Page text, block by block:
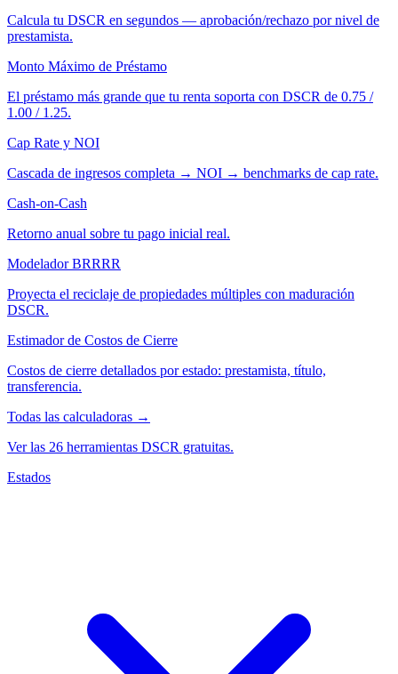
Calcula tu DSCR en segundos — aprobación/rechazo por nivel de
prestamista.
Monto Máximo de Préstamo
El préstamo más grande que tu renta soporta con DSCR de 0.75 /
1.00 / 1.25.
Cap Rate y NOI
Cascada de ingresos completa → NOI → benchmarks de cap rate.
Cash-on-Cash
Retorno anual sobre tu pago inicial real.
Modelador BRRRR
Proyecta el reciclaje de propiedades múltiples con maduración
DSCR.
Estimador de Costos de Cierre
Costos de cierre detallados por estado: prestamista, título,
transferencia.
Todas las calculadoras →
Ver las 26 herramientas DSCR gratuitas.
Estados